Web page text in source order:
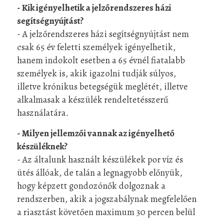
- Kik igényelhetik a jelzőrendszeres házi
segítségnyújtást?
- A jelzőrendszeres házi segítségnyújtást nem
csak 65 év feletti személyek igényelhetik,
hanem indokolt esetben a 65 évnél fiatalabb
személyek is, akik igazolni tudják súlyos,
illetve krónikus betegségük meglétét, illetve
alkalmasak a készülék rendeltetésszerű
használatára.
- Milyen jellemzői vannak az igényelhető
készüléknek?
- Az általunk használt készülékek por víz és
ütés állóak, de talán a legnagyobb előnyük,
hogy képzett gondozónők dolgoznak a
rendszerben, akik a jogszabálynak megfelelően
a riasztást követően maximum 30 percen belül